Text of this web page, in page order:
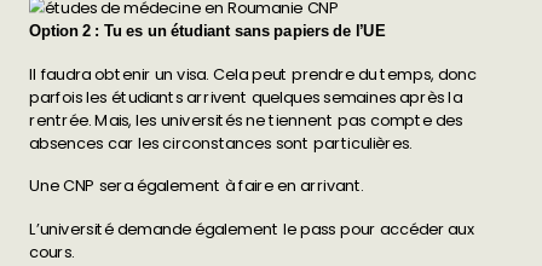
Option 2 : Tu es un étudiant sans papiers de l’UE
Il faudra obtenir un visa. Cela peut prendre du temps, donc
parfois les étudiants arrivent quelques semaines après la
rentrée. Mais, les universités ne tiennent pas compte des
absences car les circonstances sont particulières.
Une CNP sera également à faire en arrivant.
L’université demande également le pass pour accéder aux
cours.